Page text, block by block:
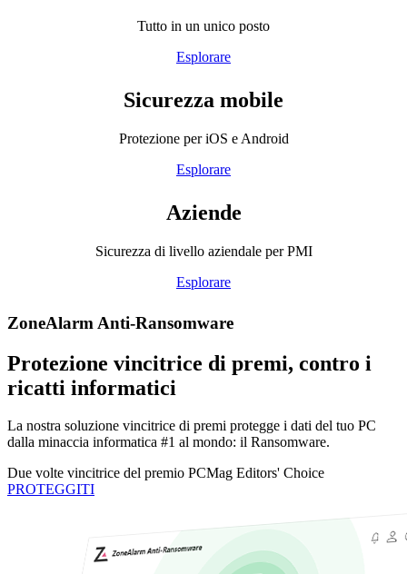
Tutto in un unico posto
Esplorare
Sicurezza mobile
Protezione per iOS e Android
Esplorare
Aziende
Sicurezza di livello aziendale per PMI
Esplorare
ZoneAlarm Anti-Ransomware
Protezione vincitrice di premi, contro i
ricatti informatici
La nostra soluzione vincitrice di premi protegge i dati del tuo PC
dalla minaccia informatica #1 al mondo: il Ransomware.
Due volte vincitrice del premio PCMag Editors' Choice
PROTEGGITI